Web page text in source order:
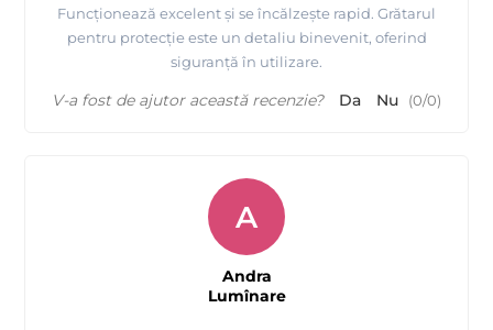
Funcționează excelent și se încălzește rapid. Grătarul
pentru protecție este un detaliu binevenit, oferind
siguranță în utilizare.
V-a fost de ajutor această recenzie? Da Nu (0/0)
A
Andra
Lumînare